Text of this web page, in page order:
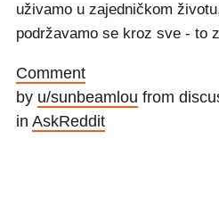
uživamo u zajedničkom
podržavamo se kroz sve - to
Comment
by u/sunbeamlou from
in AskReddit